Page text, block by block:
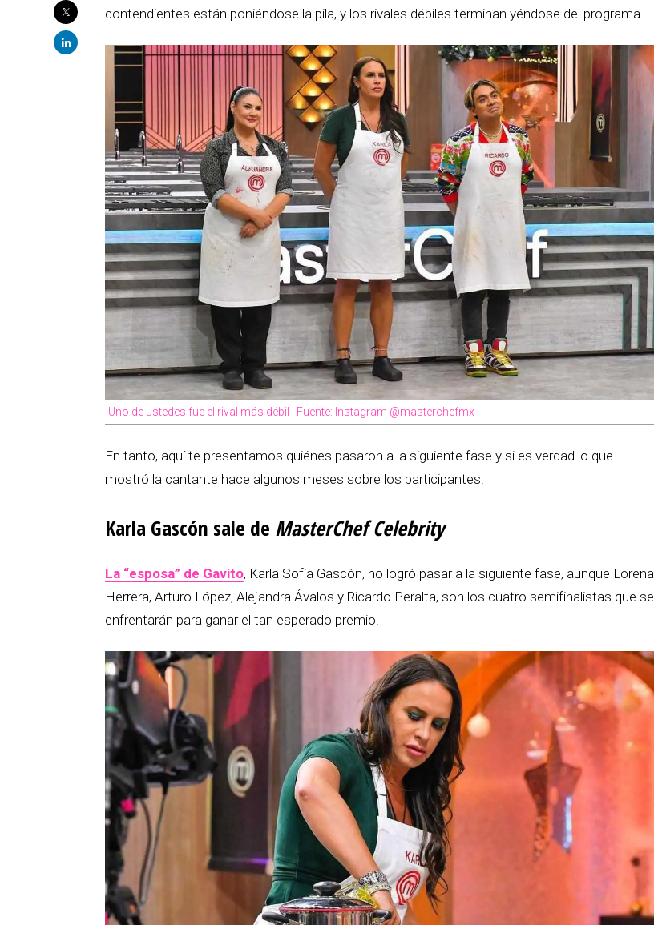
contendientes están poniéndose la pila, y los rivales débiles terminan yéndose del programa.
Uno de ustedes fue el rival más débil | Fuente: Instagram @masterchefmx
En tanto, aquí te presentamos quiénes pasaron a la siguiente fase y si es verdad lo que
mostró la cantante hace algunos meses sobre los participantes.
Karla Gascón sale de MasterChef Celebrity
La “esposa” de Gavito, Karla Sofía Gascón, no logró pasar a la siguiente fase, aunque Lorena
Herrera, Arturo López, Alejandra Ávalos y Ricardo Peralta, son los cuatro semifinalistas que se
enfrentarán para ganar el tan esperado premio.